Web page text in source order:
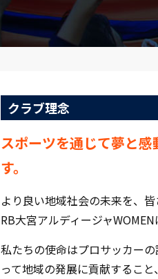
クラブ理念
スポーツを通じて夢と
す。
より良い地域社会の未来を、皆
RB大宮アルディージャ
私たちの使命はプロサッカー
って地域の発展に貢献するこ